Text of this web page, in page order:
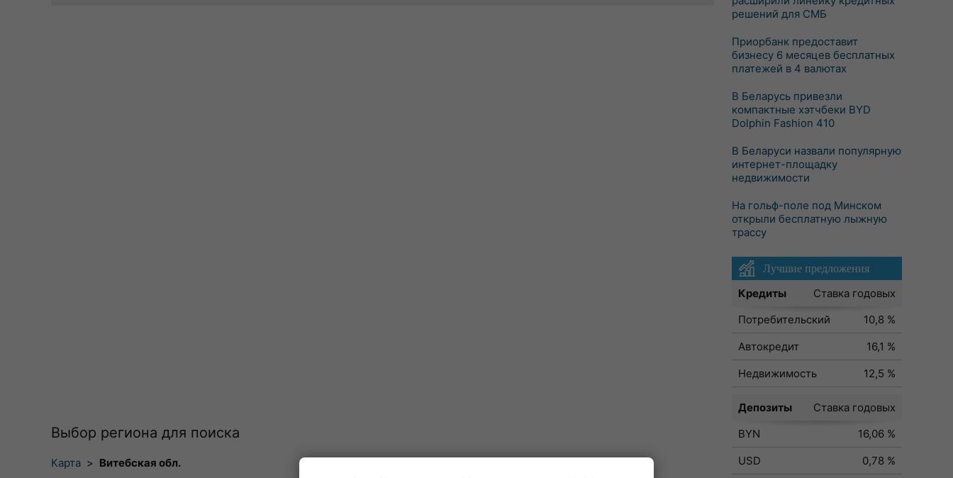
Выбор региона для поиска
Карта > Витебская обл.
решений для СМБ
Приорбанк предоставит
бизнесу 6 месяцев бесплатных
платежей в 4 валютах
В Беларусь привезли
компактные хэтчбеки BYD
Dolphin Fashion 410
В Беларуси назвали популярную
интернет-площадку
недвижимости
На гольф-поле под Минском
открыли бесплатную лыжную
трассу
Лучшие предложения
Кредиты
Ставка годовых
Потребительский
10,8 %
Автокредит
16,1 %
Недвижимость
12,5 %
Депозиты
Ставка годовых
BYN
16,06 %
USD
0,78 %